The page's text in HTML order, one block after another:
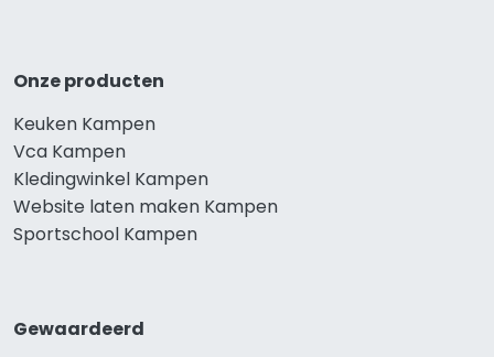
Onze producten
Keuken Kampen
Vca Kampen
Kledingwinkel Kampen
Website laten maken Kampen
Sportschool Kampen
Gewaardeerd